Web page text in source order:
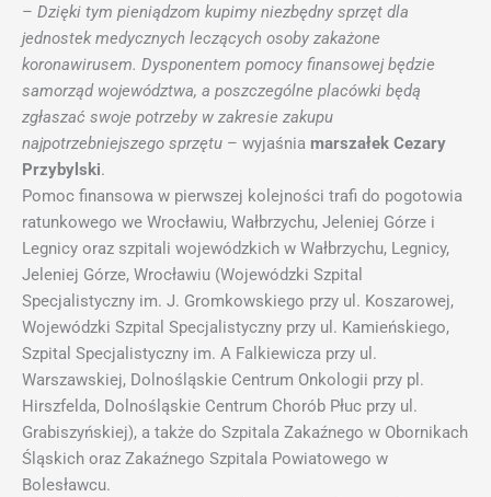
– Dzięki tym pieniądzom kupimy niezbędny sprzęt dla
jednostek medycznych leczących osoby zakażone
koronawirusem. Dysponentem pomocy finansowej będzie
samorząd województwa, a poszczególne placówki będą
zgłaszać swoje potrzeby w zakresie zakupu
najpotrzebniejszego sprzętu – wyjaśnia marszałek Cezary
Przybylski.
Pomoc finansowa w pierwszej kolejności trafi do pogotowia
ratunkowego we Wrocławiu, Wałbrzychu, Jeleniej Górze i
Legnicy oraz szpitali wojewódzkich w Wałbrzychu, Legnicy,
Jeleniej Górze, Wrocławiu (Wojewódzki Szpital
Specjalistyczny im. J. Gromkowskiego przy ul. Koszarowej,
Wojewódzki Szpital Specjalistyczny przy ul. Kamieńskiego,
Szpital Specjalistyczny im. A Falkiewicza przy ul.
Warszawskiej, Dolnośląskie Centrum Onkologii przy pl.
Hirszfelda, Dolnośląskie Centrum Chorób Płuc przy ul.
Grabiszyńskiej), a także do Szpitala Zakaźnego w Obornikach
Śląskich oraz Zakaźnego Szpitala Powiatowego w
Bolesławcu.